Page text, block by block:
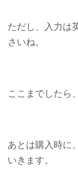
ただし、入力は
さいね。
ここまでしたら、
あとは購入時に
いきます。